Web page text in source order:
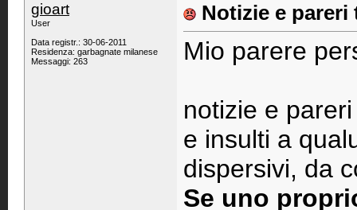
gioart
User
Data registr.: 30-06-2011
Residenza: garbagnate milanese
Messaggi: 263
Notizie e pareri
Mio parere
notizie e
e insulti a
dispersivi, da
Se uno